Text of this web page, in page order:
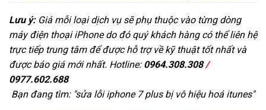
Lưu ý:Giá mỗi loại dịch vụ sẽ phụ thuộc vào từng dòng
máy điện thoại iPhone do đó quý khách hàng có thể liên hệ
trực tiếp trung tâm để được hỗ trợ về kỹ thuật tốt nhất và
được báo giá mới nhất. Hotline: 0964.308.308/
0977.602.688
Bạn đang tìm: "sửa lỗi iphone 7 plus bị vô hiệu hoá itunes"